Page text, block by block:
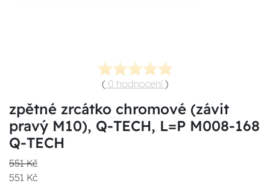
( 0 hodnocení )
zpětné zrcátko chromové (závit
pravý M10), Q-TECH, L=P M008-168
Q-TECH
551 Kč
551 Kč